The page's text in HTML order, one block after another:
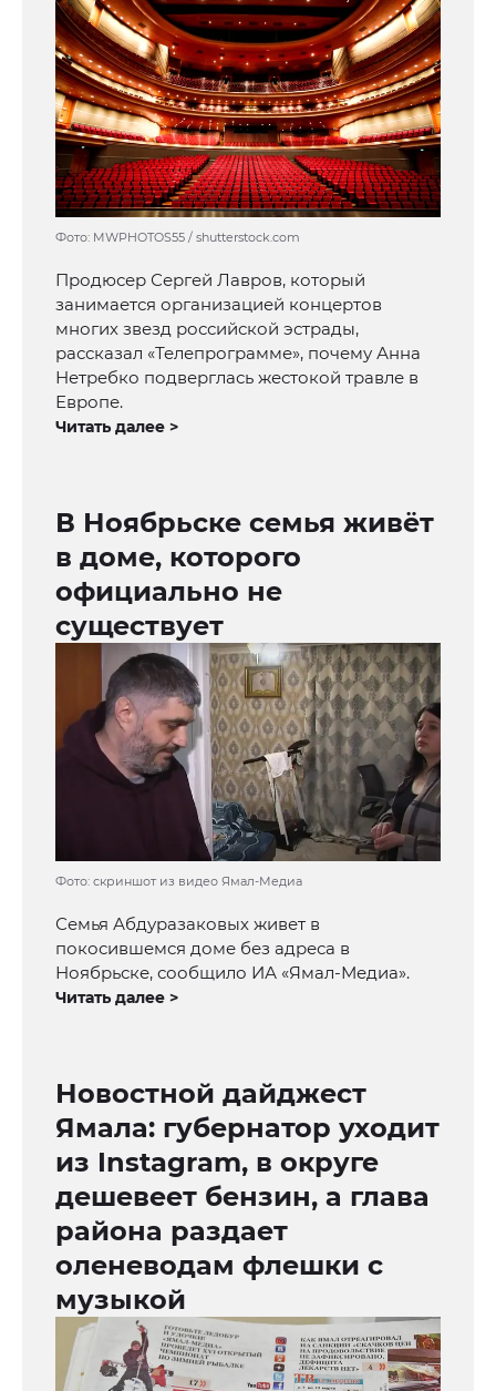
Фото: MWPHOTOS55 / shutterstock.com
Продюсер Сергей Лавров, который
занимается организацией концертов
многих звезд российской эстрады,
рассказал «Телепрограмме», почему Анна
Нетребко подверглась жестокой травле в
Европе.
Читать далее >
В Ноябрьске семья живёт
в доме, которого
официально не
существует
Фото: скриншот из видео Ямал-Медиа
Семья Абдуразаковых живет в
покосившемся доме без адреса в
Ноябрьске, сообщило ИА «Ямал-Медиа».
Читать далее >
Новостной дайджест
Ямала: губернатор уходит
из Instagram, в округе
дешевеет бензин, а глава
района раздает
оленеводам флешки с
музыкой